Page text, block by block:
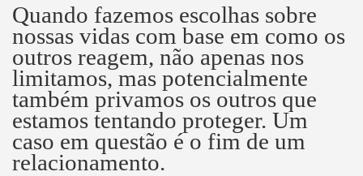
Quando fazemos escolhas sobre
nossas vidas com base em como os
outros reagem, não apenas nos
limitamos, mas potencialmente
também privamos os outros que
estamos tentando proteger. Um
caso em questão é o fim de um
relacionamento.